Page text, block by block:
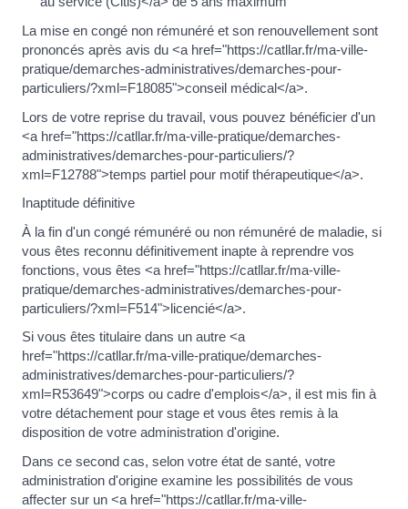
La mise en congé non rémunéré et son renouvellement sont
prononcés après avis du <a href="https://catllar.fr/ma-ville-
pratique/demarches-administratives/demarches-pour-
particuliers/?xml=F18085">conseil médical</a>.
Lors de votre reprise du travail, vous pouvez bénéficier d'un
<a href="https://catllar.fr/ma-ville-pratique/demarches-
administratives/demarches-pour-particuliers/?
xml=F12788">temps partiel pour motif thérapeutique</a>.
Inaptitude définitive
À la fin d'un congé rémunéré ou non rémunéré de maladie, si
vous êtes reconnu définitivement inapte à reprendre vos
fonctions, vous êtes <a href="https://catllar.fr/ma-ville-
pratique/demarches-administratives/demarches-pour-
particuliers/?xml=F514">licencié</a>.
Si vous êtes titulaire dans un autre <a
href="https://catllar.fr/ma-ville-pratique/demarches-
administratives/demarches-pour-particuliers/?
xml=R53649">corps ou cadre d'emplois</a>, il est mis fin à
votre détachement pour stage et vous êtes remis à la
disposition de votre administration d'origine.
Dans ce second cas, selon votre état de santé, votre
administration d'origine examine les possibilités de vous
affecter sur un <a href="https://catllar.fr/ma-ville-